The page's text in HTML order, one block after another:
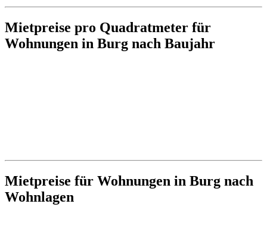
Mietpreise pro Quadratmeter für
Wohnungen in Burg nach Baujahr
Mietpreise für Wohnungen in Burg nach
Wohnlagen